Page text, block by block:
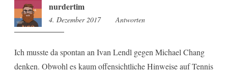
nurdertim
4. Dezember 2017 13:31
Antworten
Ich musste da spontan an Ivan Lendl gegen Michael Chang
denken. Obwohl es kaum offensichtliche Hinweise auf Tennis